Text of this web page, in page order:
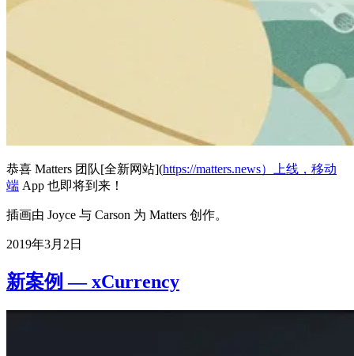
恭喜 Matters 团队[全新网站](https://matters.news）上线，移动
端 App 也即将到来！
插画由 Joyce 与 Carson 为 Matters 创作。
2019年3月2日
新案例 — xCurrency